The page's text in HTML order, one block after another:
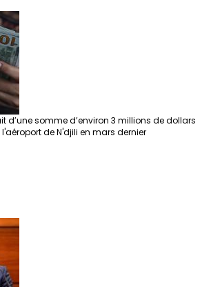
d’une somme d’environ 3 millions de dollars
de N'djili en mars dernier